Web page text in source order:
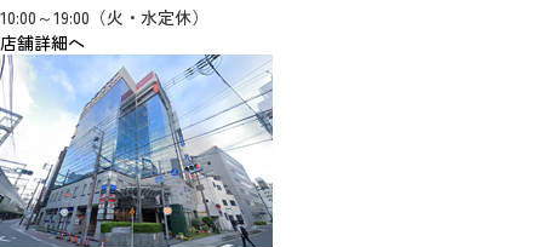
10:00～19:00（火・水定休）
店舗詳細へ